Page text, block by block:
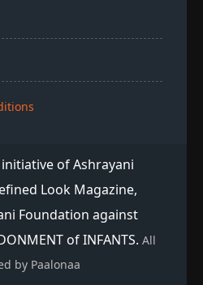
of Ashrayani
Look Magazine,
Foundation against
of INFANTS. All
by Paalonaa